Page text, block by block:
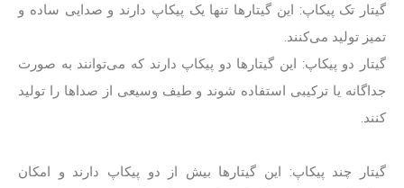
گیتار تک پیکاپ: این گیتارها تنها یک پیکاپ دارند و صدایی ساده و
تمیز تولید می‌کنند.
گیتار دو پیکاپ: این گیتارها دو پیکاپ دارند که می‌توانند به صورت
جداگانه یا ترکیبی استفاده شوند و طیف وسیعی از صداها را تولید
کنند.
گیتار چند پیکاپ: این گیتارها بیش از دو پیکاپ دارند و امکان